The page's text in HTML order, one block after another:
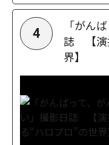
4
「がん
誌 【演
界】